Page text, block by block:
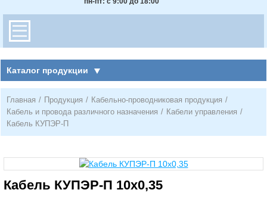
Каталог продукции
Главная / Продукция / Кабельно-проводниковая продукция /
Кабель и провода различного назначения / Кабели управления /
Кабель КУПЭР-П
Кабель КУПЭР-П 10х0,35